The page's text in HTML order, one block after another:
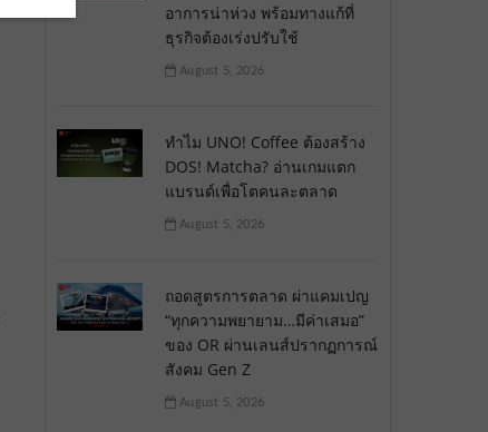
อาการน่าห่วง พร้อมทางแก้ที่
ธุรกิจต้องเร่งปรับใช้
August 5, 2026
ทำไม UNO! Coffee ต้องสร้าง
DOS! Matcha? อ่านเกมแตก
แบรนด์เพื่อโตคนละตลาด
August 5, 2026
ถอดสูตรการตลาด ผ่าแคมเปญ
“ทุกความพยายาม…มีค่าเสมอ”
ของ OR ผ่านเลนส์ปรากฏการณ์
สังคม Gen Z
August 5, 2026